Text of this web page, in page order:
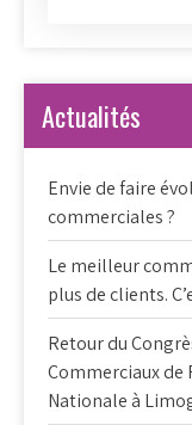
Actualités
Envie de faire
commerciales ?
Le meilleur
plus de clients.
Retour du
Commerciaux de
Nationale à